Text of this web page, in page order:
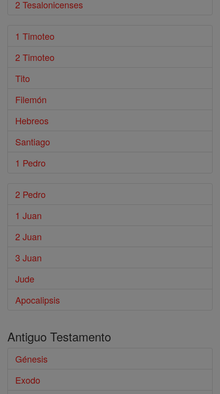
2 Tesalonicenses
1 Timoteo
2 Timoteo
Tito
Filemón
Hebreos
Santiago
1 Pedro
2 Pedro
1 Juan
2 Juan
3 Juan
Jude
Apocalipsis
Antiguo Testamento
Génesis
Exodo